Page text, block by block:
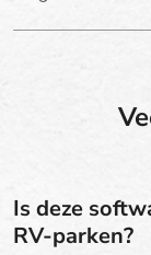
Is deze
RV-parken?